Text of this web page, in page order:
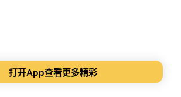
打开App查看更多精彩